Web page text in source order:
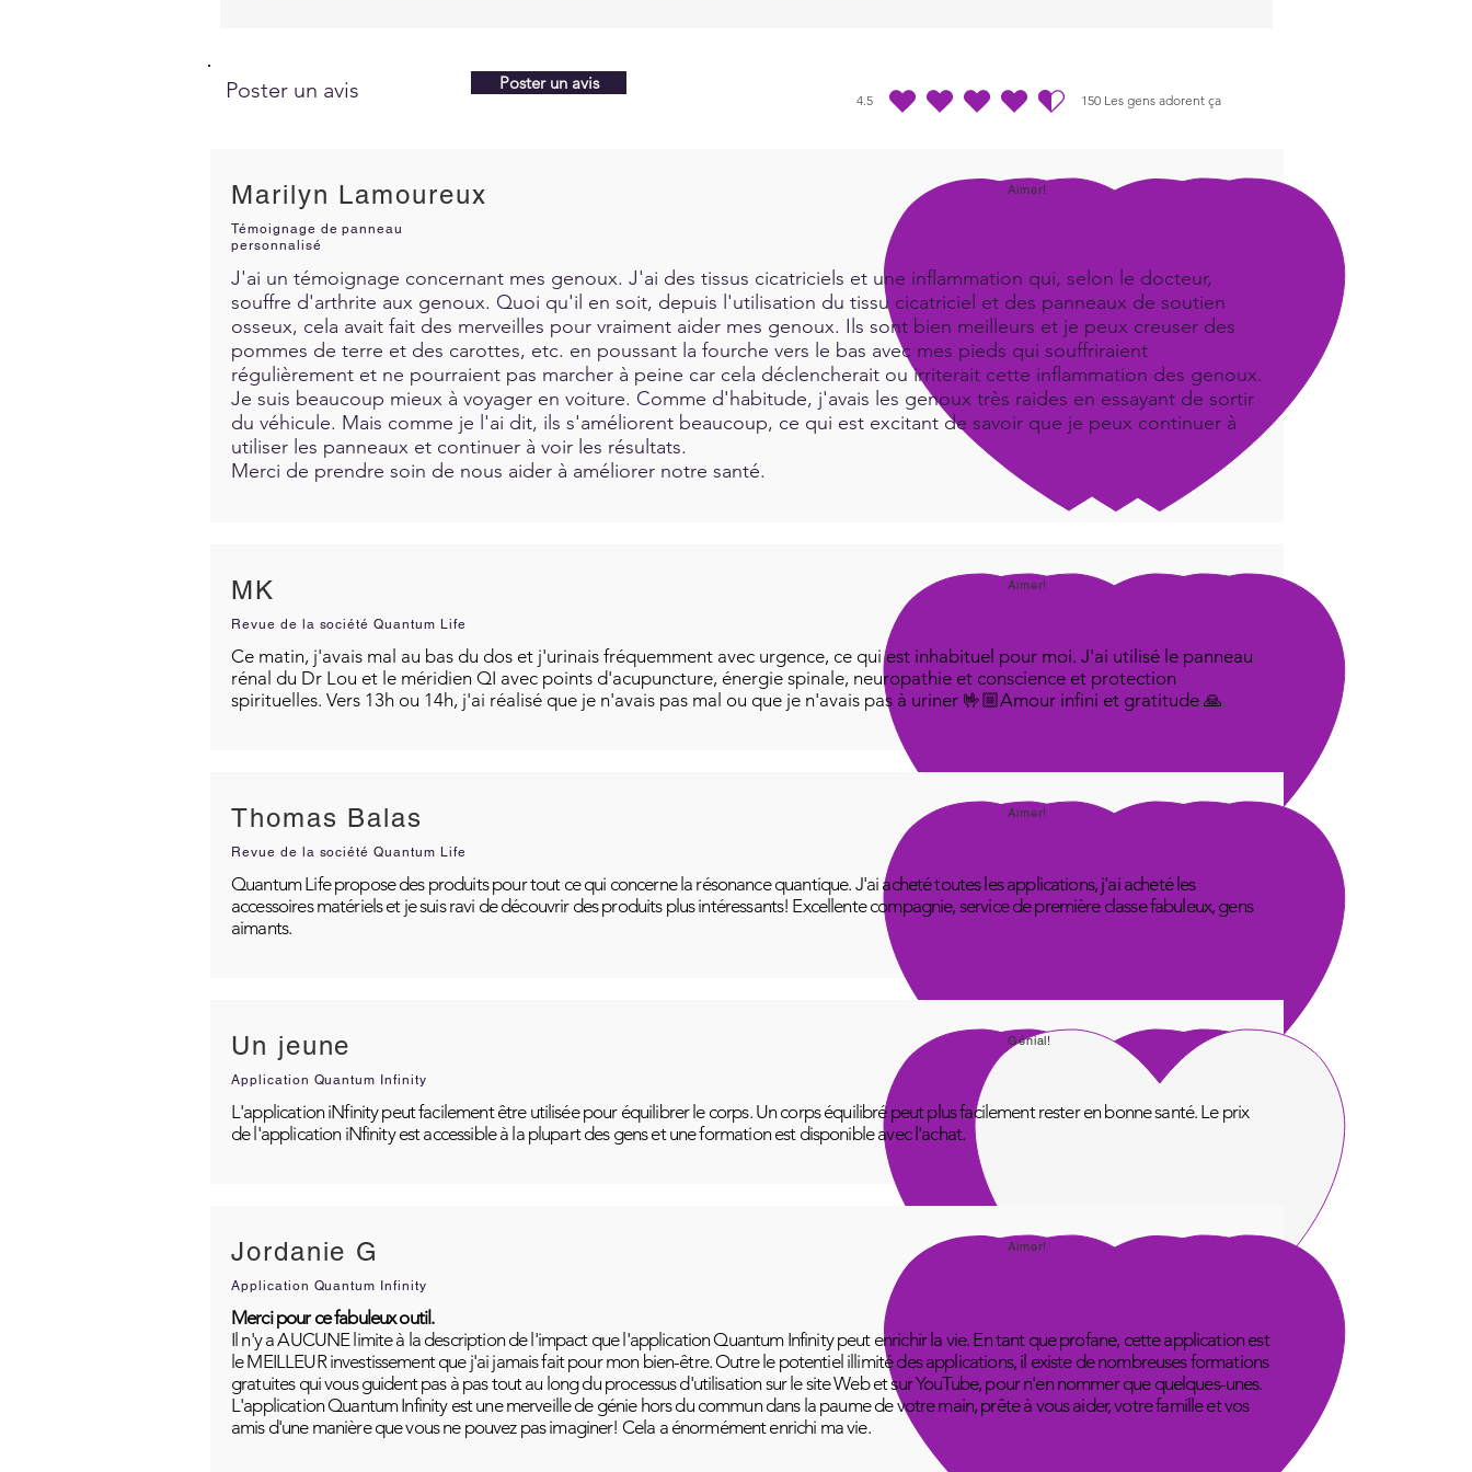
Poster un avis Poster un avis
4.5 150 Les gens adorent ça
la note moyenne est 4.5 sur 5, d'après 150 votes, Les gens adorent ça
Marilyn Lamoureux Aimer!
Témoignage de panneau
personnalisé
J'ai un témoignage concernant mes genoux. J'ai des tissus cicatriciels et une inflammation qui, selon le docteur,
souffre d'arthrite aux genoux. Quoi qu'il en soit, depuis l'utilisation du tissu cicatriciel et des panneaux de soutien
osseux, cela avait fait des merveilles pour vraiment aider mes genoux. Ils sont bien meilleurs et je peux creuser des
pommes de terre et des carottes, etc. en poussant la fourche vers le bas avec mes pieds qui souffriraient
régulièrement et ne pourraient pas marcher à peine car cela déclencherait ou irriterait cette inflammation des genoux.
Je suis beaucoup mieux à voyager en voiture. Comme d'habitude, j'avais les genoux très raides en essayant de sortir
du véhicule. Mais comme je l'ai dit, ils s'améliorent beaucoup, ce qui est excitant de savoir que je peux continuer à
utiliser les panneaux et continuer à voir les résultats.
Merci de prendre soin de nous aider à améliorer notre santé.
MK Aimer!
Revue de la société Quantum Life
Ce matin, j'avais mal au bas du dos et j'urinais fréquemment avec urgence, ce qui est inhabituel pour moi. J'ai utilisé le panneau
rénal du Dr Lou et le méridien QI avec points d'acupuncture, énergie spinale, neuropathie et conscience et protection
spirituelles. Vers 13h ou 14h, j'ai réalisé que je n'avais pas mal ou que je n'avais pas à uriner 🤟🏼Amour infini et gratitude 🙏
Thomas Balas Aimer!
Revue de la société Quantum Life
Quantum Life propose des produits pour tout ce qui concerne la résonance quantique. J'ai acheté toutes les applications, j'ai acheté les
accessoires matériels et je suis ravi de découvrir des produits plus intéressants! Excellente compagnie, service de première classe fabuleux, gens
aimants.
Un jeune Génial!
Application Quantum Infinity
L'application iNfinity peut facilement être utilisée pour équilibrer le corps. Un corps équilibré peut plus facilement rester en bonne santé. Le prix
de l'application iNfinity est accessible à la plupart des gens et une formation est disponible avec l'achat.
Jordanie G Aimer!
Application Quantum Infinity
Merci pour ce fabuleux outil.
Il n'y a AUCUNE limite à la description de l'impact que l'application Quantum Infinity peut enrichir la vie. En tant que profane, cette application est
le MEILLEUR investissement que j'ai jamais fait pour mon bien-être. Outre le potentiel illimité des applications, il existe de nombreuses formations
gratuites qui vous guident pas à pas tout au long du processus d'utilisation sur le site Web et sur YouTube, pour n'en nommer que quelques-unes.
L'application Quantum Infinity est une merveille de génie hors du commun dans la paume de votre main, prête à vous aider, votre famille et vos
amis d'une manière que vous ne pouvez pas imaginer! Cela a énormément enrichi ma vie.